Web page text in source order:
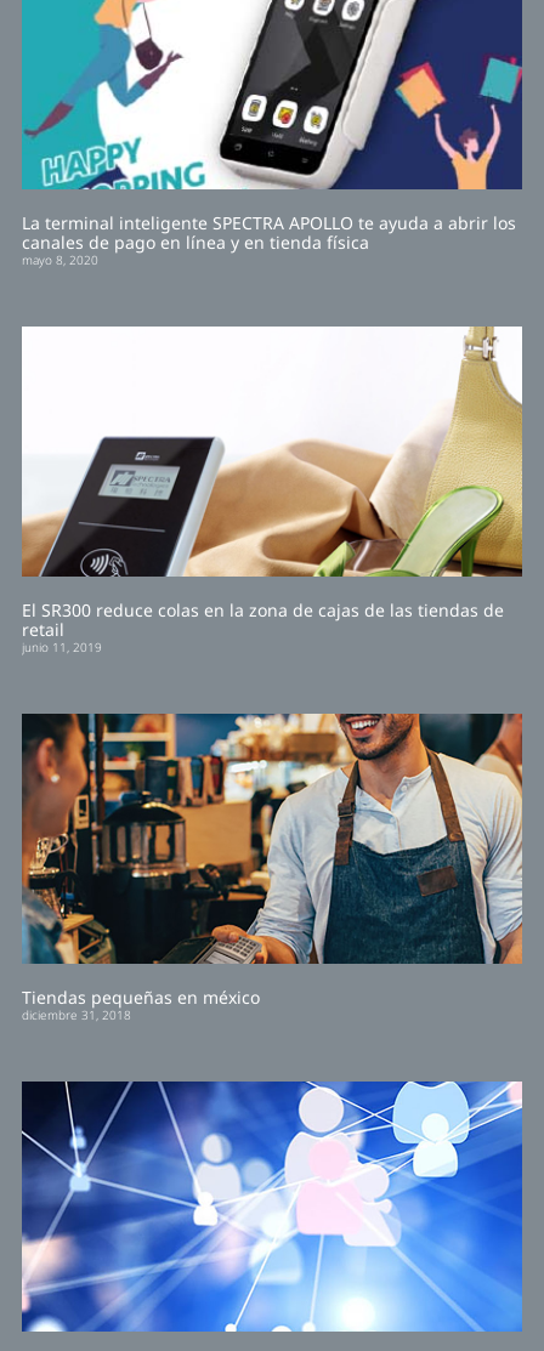
La terminal inteligente SPECTRA APOLLO te ayuda a abrir los
canales de pago en línea y en tienda física
mayo 8, 2020
El SR300 reduce colas en la zona de cajas de las tiendas de
retail
junio 11, 2019
Tiendas pequeñas en méxico
diciembre 31, 2018